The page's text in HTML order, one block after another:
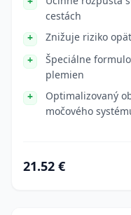
cestách
Znižuje riziko
Špeciálne
plemien
Optimalizovaný
močového
21.52 €